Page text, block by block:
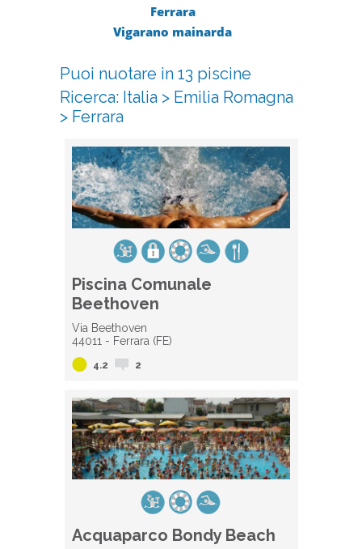
Ferrara
Vigarano mainarda
Puoi nuotare in 13 piscine
Ricerca: Italia> Emilia Romagna
> Ferrara
Piscina Comunale
Beethoven
Via Beethoven
44011 - Ferrara (FE)
4.2 2
Acquaparco Bondy Beach